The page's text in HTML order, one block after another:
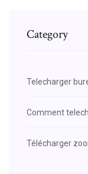
Category
Telecharger
Comment
Télécharger